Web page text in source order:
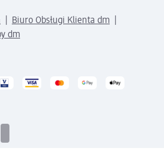
Biuro Obsługi Klienta dm
dm